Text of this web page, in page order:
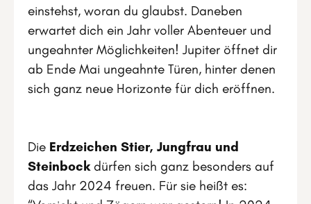
einstehst, woran du glaubst. Daneben
erwartet dich ein Jahr voller Abenteuer und
ungeahnter Möglichkeiten! Jupiter öffnet dir
ab Ende Mai ungeahnte Türen, hinter denen
sich ganz neue Horizonte für dich eröffnen.
Die Erdzeichen Stier, Jungfrau und
Steinbock dürfen sich ganz besonders auf
das Jahr 2024 freuen. Für sie heißt es: